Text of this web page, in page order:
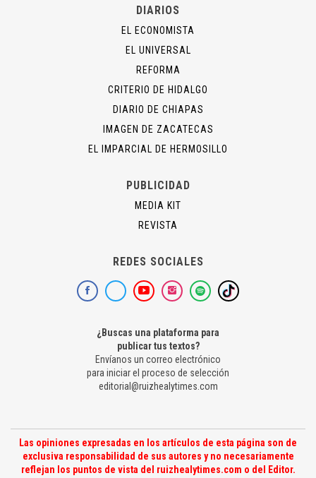
DIARIOS
EL ECONOMISTA
EL UNIVERSAL
REFORMA
CRITERIO DE HIDALGO
DIARIO DE CHIAPAS
IMAGEN DE ZACATECAS
EL IMPARCIAL DE HERMOSILLO
PUBLICIDAD
MEDIA KIT
REVISTA
REDES SOCIALES
¿Buscas una plataforma para
publicar tus textos?
Envíanos un correo electrónico
para iniciar el proceso de selección
editorial@ruizhealytimes.com
Las opiniones expresadas en los artículos de esta página son de
exclusiva responsabilidad de sus autores y no necesariamente
reflejan los puntos de vista del ruizhealytimes.com o del Editor.